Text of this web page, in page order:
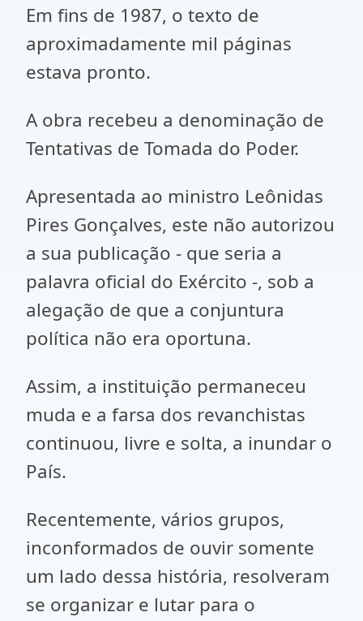
Em fins de 1987, o texto de
aproximadamente mil páginas
estava pronto.
A obra recebeu a denominação de
Tentativas de Tomada do Poder.
Apresentada ao ministro Leônidas
Pires Gonçalves, este não autorizou
a sua publicação - que seria a
palavra oficial do Exército -, sob a
alegação de que a conjuntura
política não era oportuna.
Assim, a instituição permaneceu
muda e a farsa dos revanchistas
continuou, livre e solta, a inundar o
País.
Recentemente, vários grupos,
inconformados de ouvir somente
um lado dessa história, resolveram
se organizar e lutar para o